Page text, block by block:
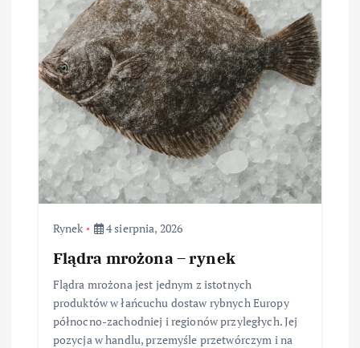
Rynek 4 sierpnia, 2026
Flądra mrożona – rynek
Flądra mrożona jest jednym z istotnych
produktów w łańcuchu dostaw rybnych Europy
północno-zachodniej i regionów przyległych. Jej
pozycja w handlu, przemyśle przetwórczym i na